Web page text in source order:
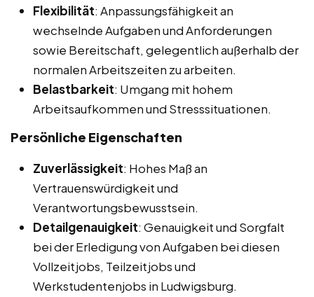
Flexibilität: Anpassungsfähigkeit an
wechselnde Aufgaben und Anforderungen
sowie Bereitschaft, gelegentlich außerhalb der
normalen Arbeitszeiten zu arbeiten.
Belastbarkeit: Umgang mit hohem
Arbeitsaufkommen und Stresssituationen.
Persönliche Eigenschaften
Zuverlässigkeit: Hohes Maß an
Vertrauenswürdigkeit und
Verantwortungsbewusstsein.
Detailgenauigkeit: Genauigkeit und Sorgfalt
bei der Erledigung von Aufgaben bei diesen
Vollzeitjobs, Teilzeitjobs und
Werkstudentenjobs in Ludwigsburg.